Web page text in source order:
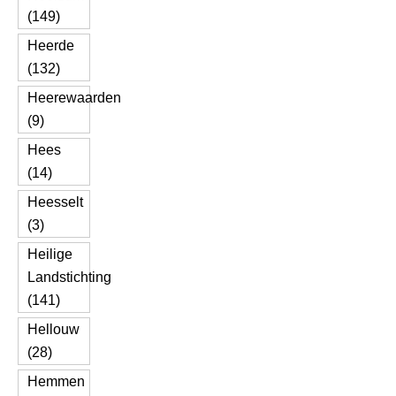
(149)
Heerde
(132)
Heerewaarden
(9)
Hees
(14)
Heesselt
(3)
Heilige
Landstichting
(141)
Hellouw
(28)
Hemmen